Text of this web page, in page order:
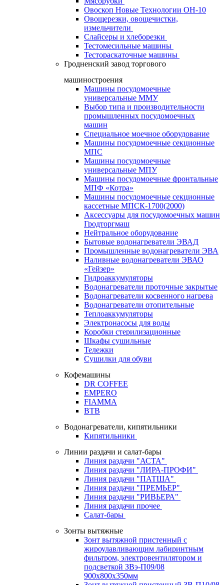
Овоскоп Новые Технологии ОН-10
Овощерезки, овощечистки,
измельчители
Слайсеры и хлеборезки
Тестомесильные машины
Тестораскаточные машины
Гродненский завод торгового
машиностроения
Машины посудомоечные
универсальные ММУ
Выбор типа и производительности
промышленных посудомоечных
машин
Специальное моечное оборудование
Машины посудомоечные секционные
МПС
Машины посудомоечные
универсальные МПУ
Машины посудомоечные фронтальные
МПФ «Котра»
Машины посудомоечные секционные
кассетные МПСК-1700(2000)
Аксессуары для посудомоечных машин
Гродторгмаш
Нейтральное оборудование
Бытовые водонагреватели ЭВАД
Промышленные водонагреватели ЭВА
Наливные водонагреватели ЭВАО
«Гейзер»
Гидроаккумуляторы
Водонагреватели проточные закрытые
Водонагреватели косвенного нагрева
Водонагреватели отопительные
Теплоаккумуляторы
Электронасосы для воды
Коробки стерилизационные
Шкафы сушильные
Тележки
Сушилки для обуви
Кофемашины
DR COFFEE
EMPERO
FIAMMA
BTB
Водонагреватели, кипятильники
Кипятильники
Линии раздачи и салат-бары
Линия раздачи "АСТА"
Линия раздачи "ЛИРА-ПРОФИ"
Линия раздачи "ПАТША"
Линия раздачи "ПРЕМЬЕР"
Линия раздачи "РИВЬЕРА"
Линия раздачи прочее
Салат-бары
Зонты вытяжные
Зонт вытяжной пристенный с
жироулавливающим лабиринтным
фильтром, электровентилятором и
подсветкой ЗВэ-П09/08
900х800х350мм